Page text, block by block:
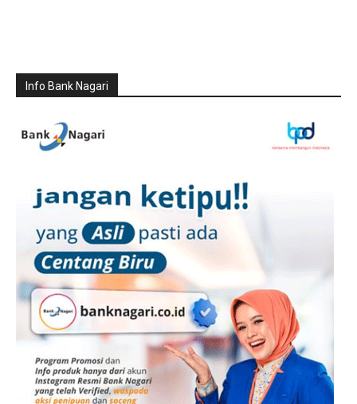
Info Bank Nagari